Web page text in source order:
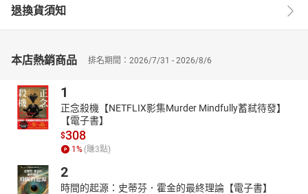
退換貨須知
本店熱銷商品 排名期間：2026/7/31 - 2026/8/6
1
正念殺機【NETFLIX影集Murder Mindfully蓄弒待發】
【電子書】
$308
1% (賺3點)
2
時間的起源：史蒂芬．霍金的最終理論【電子書】